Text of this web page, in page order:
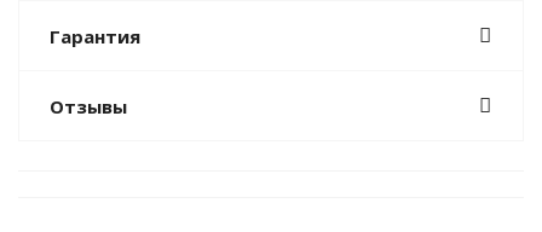
Гарантия
Отзывы